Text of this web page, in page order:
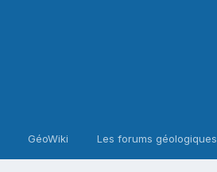
GéoWiki Les forums géologiques